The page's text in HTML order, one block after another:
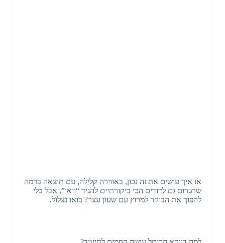
אז איך עושים את זה נכון, באווירה קלילה, עם תוצאה ברמה
שתגרום גם לדודים הכי ביקורתיים להגיד “וואו”, אבל בלי
להפוך את הבוקר למרוץ עם שעון עצר? בואו נצלול.